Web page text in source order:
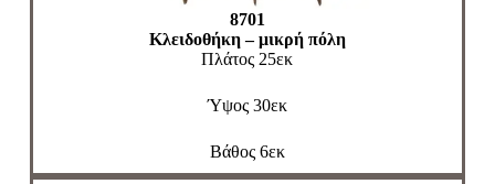
8701
Κλειδοθήκη – μικρή πόλη
Πλάτος 25εκ
Ύψος 30εκ
Βάθος 6εκ